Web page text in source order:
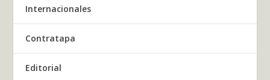
Internacionales
Contratapa
Editorial